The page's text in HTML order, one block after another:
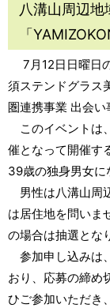
八溝山周辺
「
7月12日日曜日
須ステンドグラス
圏連携事業 出会い
このイベントは
催となって開催す
39歳の独身男女に
男性は八溝山周
は居住地を問いま
の場合は抽選とな
参加申し込みは
おり、応募の締め
ひご参加いただき